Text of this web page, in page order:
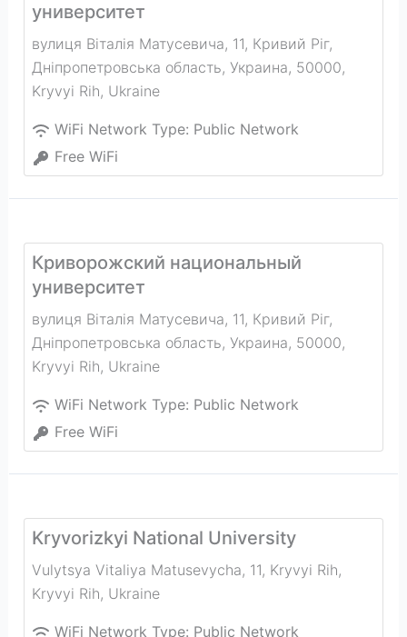
университет
вулиця Віталія Матусевича, 11, Кривий Ріг,
Дніпропетровська область, Украина, 50000,
Kryvyi Rih, Ukraine
WiFi Network Type: Public Network
Free WiFi
Криворожский национальный
университет
вулиця Віталія Матусевича, 11, Кривий Ріг,
Дніпропетровська область, Украина, 50000,
Kryvyi Rih, Ukraine
WiFi Network Type: Public Network
Free WiFi
Kryvorizkyi National University
Vulytsya Vitaliya Matusevycha, 11, Kryvyi Rih,
Kryvyi Rih, Ukraine
WiFi Network Type: Public Network